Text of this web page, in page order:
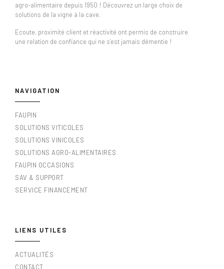
agro-alimentaire depuis 1950 ! Découvrez un large choix de
solutions de la vigne à la cave.
Ecoute, proximité client et réactivité ont permis de construire
une relation de confiance qui ne s’est jamais démentie !
NAVIGATION
FAUPIN
SOLUTIONS VITICOLES
SOLUTIONS VINICOLES
SOLUTIONS AGRO-ALIMENTAIRES
FAUPIN OCCASIONS
SAV & SUPPORT
SERVICE FINANCEMENT
LIENS UTILES
ACTUALITÉS
CONTACT